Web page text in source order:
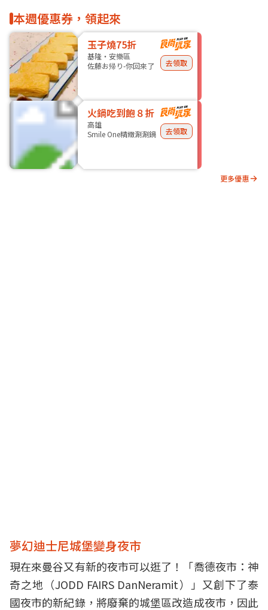
本週優惠券，領起來
玉子燒75折
基隆・安樂區
佐藤お帰り-你回來了
去領取
火鍋吃到飽８折
高雄
Smile One精緻涮涮鍋
去領取
更多優惠
夢幻迪士尼城堡變身夜市
現在來曼谷又有新的夜市可以逛了！「喬德夜市：神
奇之地（JODD FAIRS DanNeramit）」又創下了泰
國夜市的新紀錄，將廢棄的城堡區改造成夜市，因此